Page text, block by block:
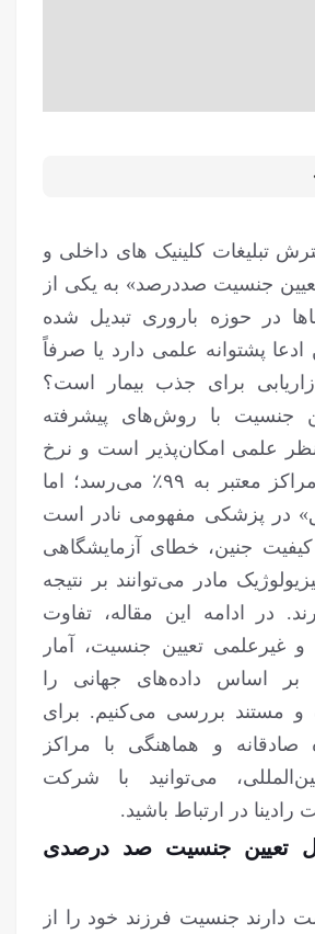
تبلیغات کلینیک های داخلی و
جنسیت صددرصد» به یکی از
در حوزه باروری تبدیل شده
ادعا پشتوانه علمی دارد یا صرفاً
برای جذب بیمار است؟
جنسیت با روش‌های پیشرفته
نظر علمی امکان‌پذیر است و نرخ
موفقیت آن در مراکز معتبر به ۹۹٪ می‌رسد؛ اما
در پزشکی مفهومی نادر است
کیفیت جنین، خطای آزمایشگاهی
مادر می‌توانند بر نتیجه
در ادامه این مقاله، تفاوت
غیرعلمی تعیین جنسیت، آمار
بر اساس داده‌های جهانی را
مستند بررسی می‌کنیم. برای
صادقانه و هماهنگی با مراکز
می‌توانید با شرکت
در ارتباط باشید.
تعیین جنسیت صد درصدی
دارند جنسیت فرزند خود را از